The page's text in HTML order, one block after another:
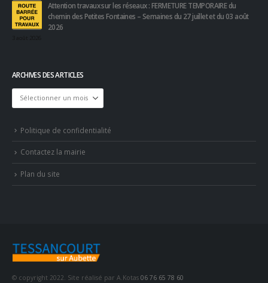
Attention travaux sur les réseaux : FERMETURE TEMPORAIRE du
chemin des Petites Fontaines – Semaines du 27 juillet et du 03 août
2026
ARCHIVES DES ARTICLES
Archives
des
Politique de confidentialité
Contactez la mairie
Plan du site
© copyright 2022. Site réalisé par A.Kotas 06 76 65 78 60